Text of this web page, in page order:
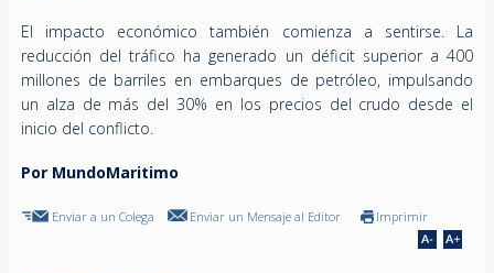
El impacto económico también comienza a sentirse. La
reducción del tráfico ha generado un déficit superior a 400
millones de barriles en embarques de petróleo, impulsando
un alza de más del 30% en los precios del crudo desde el
inicio del conflicto.
Por MundoMaritimo
Enviar a un Colega Enviar un Mensaje al Editor Imprimir